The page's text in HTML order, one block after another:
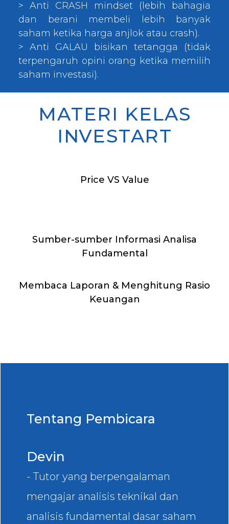
> Anti CRASH mindset (lebih bahagia
dan berani membeli lebih banyak
saham ketika harga anjlok atau crash).
> Anti GALAU bisikan tetangga (tidak
terpengaruh opini orang ketika memilih
saham investasi).
MATERI KELAS
INVESTART
Price VS Value
Sumber-sumber Informasi Analisa
Fundamental
Membaca Laporan & Menghitung Rasio
Keuangan
Tentang Pembicara
Devin
- Tutor yang berpengalaman
mengajar analisis teknikal dan
analisis fundamental dasar saham